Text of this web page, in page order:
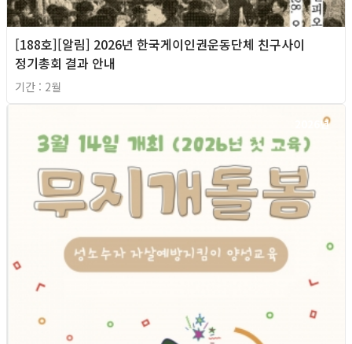
[188호][알림] 2026년 한국게이인권운동단체 친구사이
정기총회 결과 안내
기간 : 2월
2026년